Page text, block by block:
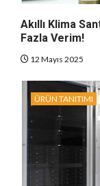
Akıllı Klima
Fazla Verim!
12 Mayıs 2025
ÜRÜN TANITIMI